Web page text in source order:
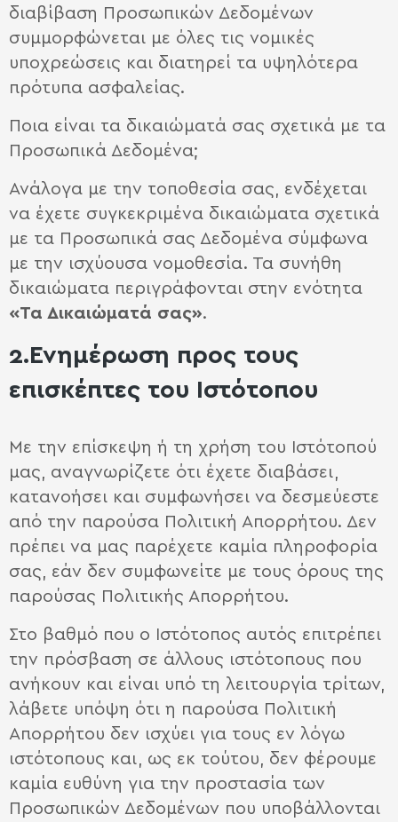
διαβίβαση Προσωπικών Δεδομένων
συμμορφώνεται με όλες τις νομικές
υποχρεώσεις και διατηρεί τα υψηλότερα
πρότυπα ασφαλείας.
Ποια είναι τα δικαιώματά σας σχετικά με τα
Προσωπικά Δεδομένα;
Ανάλογα με την τοποθεσία σας, ενδέχεται
να έχετε συγκεκριμένα δικαιώματα σχετικά
με τα Προσωπικά σας Δεδομένα σύμφωνα
με την ισχύουσα νομοθεσία. Τα συνήθη
δικαιώματα περιγράφονται στην ενότητα
«Τα Δικαιώματά σας».
2.Ενημέρωση προς τους
επισκέπτες του Ιστότοπου
Με την επίσκεψη ή τη χρήση του Ιστότοπού
μας, αναγνωρίζετε ότι έχετε διαβάσει,
κατανοήσει και συμφωνήσει να δεσμεύεστε
από την παρούσα Πολιτική Απορρήτου. Δεν
πρέπει να μας παρέχετε καμία πληροφορία
σας, εάν δεν συμφωνείτε με τους όρους της
παρούσας Πολιτικής Απορρήτου.
Στο βαθμό που ο Iστότοπος αυτός επιτρέπει
την πρόσβαση σε άλλους ιστότοπους που
ανήκουν και είναι υπό τη λειτουργία τρίτων,
λάβετε υπόψη ότι η παρούσα Πολιτική
Απορρήτου δεν ισχύει για τους εν λόγω
ιστότοπους και, ως εκ τούτου, δεν φέρουμε
καμία ευθύνη για την προστασία των
Προσωπικών Δεδομένων που υποβάλλονται